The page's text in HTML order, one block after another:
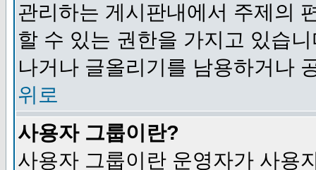
관리하는 게시판내에서 주제의
할 수 있는 권한을 가지고 있습
나거나 글올리기를 남용하거나
위로
사용자 그룹이란?
사용자 그룹이란 운영자가 사용